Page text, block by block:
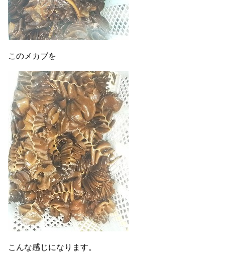
このメカブを
こんな感じになります。